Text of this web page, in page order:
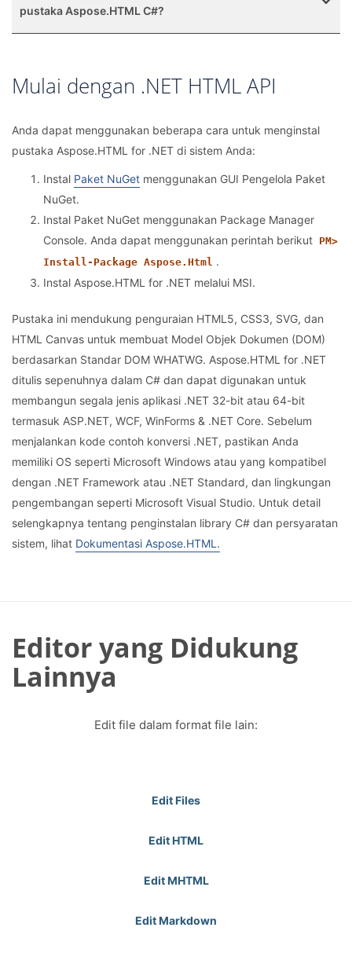
pustaka Aspose.HTML C#?
Mulai dengan .NET HTML API
Anda dapat menggunakan beberapa cara untuk menginstal
pustaka Aspose.HTML for .NET di sistem Anda:
Instal Paket NuGet menggunakan GUI Pengelola Paket
NuGet.
Instal Paket NuGet menggunakan Package Manager
Console. Anda dapat menggunakan perintah berikut PM>
Install-Package Aspose.Html .
Instal Aspose.HTML for .NET melalui MSI.
Pustaka ini mendukung penguraian HTML5, CSS3, SVG, dan
HTML Canvas untuk membuat Model Objek Dokumen (DOM)
berdasarkan Standar DOM WHATWG. Aspose.HTML for .NET
ditulis sepenuhnya dalam C# dan dapat digunakan untuk
membangun segala jenis aplikasi .NET 32-bit atau 64-bit
termasuk ASP.NET, WCF, WinForms & .NET Core. Sebelum
menjalankan kode contoh konversi .NET, pastikan Anda
memiliki OS seperti Microsoft Windows atau yang kompatibel
dengan .NET Framework atau .NET Standard, dan lingkungan
pengembangan seperti Microsoft Visual Studio. Untuk detail
selengkapnya tentang penginstalan library C# dan persyaratan
sistem, lihat Dokumentasi Aspose.HTML.
Editor yang Didukung
Lainnya
Edit file dalam format file lain:
Edit Files
Edit HTML
Edit MHTML
Edit Markdown